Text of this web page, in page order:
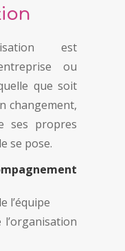
est
ou
que soit
changement,
ses propres
se pose.
l’équipe
l’organisation